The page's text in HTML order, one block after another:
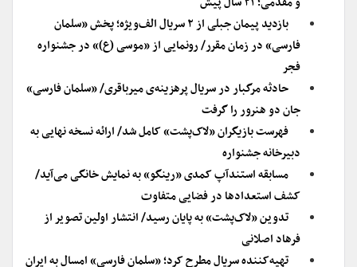
بازدید پیمان جبلی از ۲ سریال الف‌ویژه؛ پخش «سلمان
فارسی» در زمان مقرر/ رونمایی از «موسی (ع)» در جشنواره
فجر
حادثه مرگبار در سریال پرهزینه‌ی میرباقری/ «سلمان فارسی»
جان دو هنرور را گرفت
فهرست بازیگران «لاک‌پشت» کامل شد/ ارائه نسخه نهایی به
دبیرخانه جشنواره
مسابقه استندآپ کمدی «رینگو» به نمایش خانگی می‌آید/
کشف استعدادها در فضایی متفاوت
تدوین «لاک‌پشت» به پایان رسید/ انتشار اولین تصویر از
فرهاد اصلانی
تهیه‌کننده سریال مطرح کرد؛ «سلمان فارسی» امسال به ایران